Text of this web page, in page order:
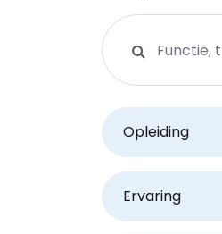
Zoeken op
Opleiding
Ervaring